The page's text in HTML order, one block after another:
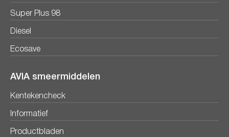
Super Plus 98
Diesel
Ecosave
AVIA smeermiddelen
Kentekencheck
Informatief
Productbladen